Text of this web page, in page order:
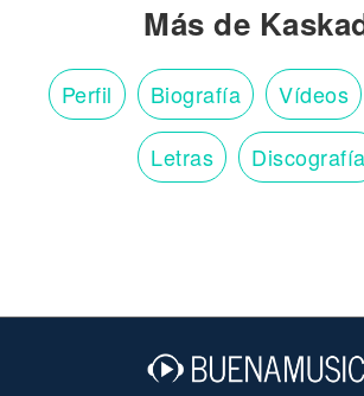
Más de
Perfil Biografía Vídeos
Letras Discografía